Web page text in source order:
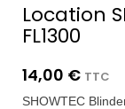
Location
FL1300
14,00 € TTC
SHOWTEC